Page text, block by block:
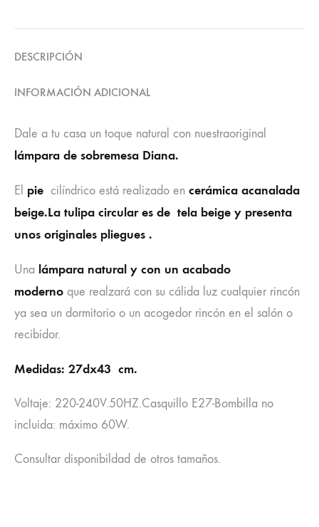
DESCRIPCIÓN
INFORMACIÓN ADICIONAL
Dale a tu casa un toque natural con nuestraoriginal
lámpara de sobremesa Diana.
El pie cilíndrico está realizado en cerámica acanalada
beige.La tulipa circular es de tela beige y presenta
unos originales pliegues .
Una lámpara natural y con un acabado
moderno que realzará con su cálida luz cualquier rincón
ya sea un dormitorio o un acogedor rincón en el salón o
recibidor.
Medidas: 27dx43 cm.
Voltaje: 220-240V.50HZ.Casquillo E27-Bombilla no
incluida: máximo 60W.
Consultar disponibildad de otros tamaños.